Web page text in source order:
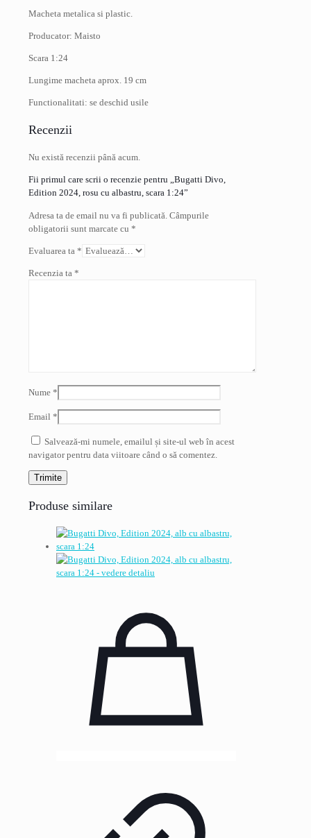
Macheta metalica si plastic.
Producator: Maisto
Scara 1:24
Lungime macheta aprox. 19 cm
Functionalitati: se deschid usile
Recenzii
Nu există recenzii până acum.
Fii primul care scrii o recenzie pentru „Bugatti Divo,
Edition 2024, rosu cu albastru, scara 1:24”
Adresa ta de email nu va fi publicată. Câmpurile
obligatorii sunt marcate cu *
Evaluarea ta *
Recenzia ta *
Nume *
Email *
Salvează-mi numele, emailul și site-ul web în acest
navigator pentru data viitoare când o să comentez.
Produse similare